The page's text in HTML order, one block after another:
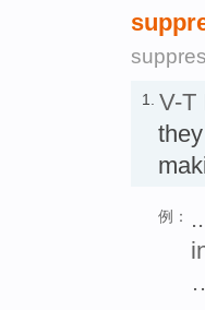
1. V-T
例：